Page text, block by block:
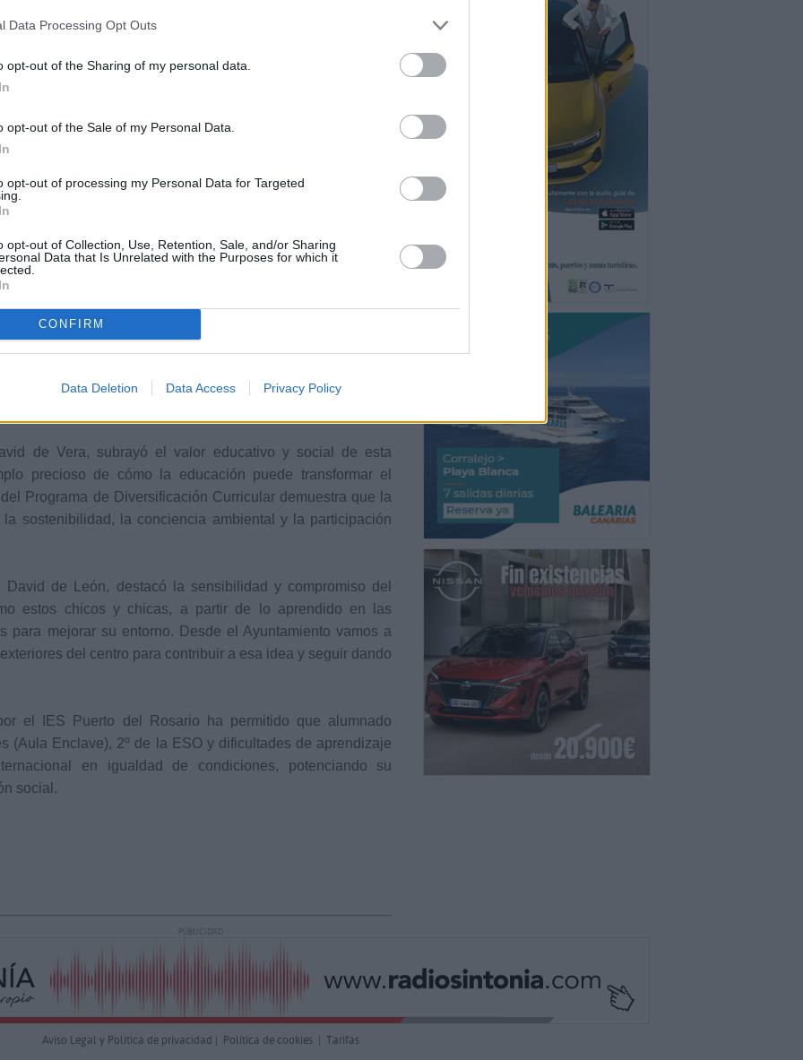
Data Processing Opt Outs
opt-out of the Sharing of my personal data.
opt-out of the Sale of my Personal Data.
opt-out of processing my Personal Data for Targeted
opt-out of Collection, Use, Retention, Sale, and/or Sharing
Data that Is Unrelated with the Purposes for which it
CONFIRM
Data Deletion Data Access Privacy Policy
colaborará con el IES Puerto del Rosario en un proyecto
entorno del centro educativo con el objetivo de reducir la
modelo de alumbrado más sostenible y eficiente.
durante el pasado curso dentro del programa Erasmus+
a tener en cuenta”, en el que participó alumnado del Aula
de Diversificación Curricular (PDC) junto a un centro
europeo tuvo como eje la sostenibilidad ambiental y
en espacios urbanos y educativos, y permitió al alumnado
en Alemania a finales del año pasado.
comenzó a tomar forma durante las jornadas sobre
febrero en el propio instituto, en las que participó el
encuentro, el alumnado planteó ideas para adaptar la
reducir el impacto lumínico, mejorar la visibilidad del cielo
de la energía.
de Vera, subrayó el valor educativo y social de esta
precioso de cómo la educación puede transformar el
Programa de Diversificación Curricular demuestra que la
sostenibilidad, la conciencia ambiental y la participación
de León, destacó la sensibilidad y compromiso del
estos chicos y chicas, a partir de lo aprendido en las
para mejorar su entorno. Desde el Ayuntamiento vamos a
del centro para contribuir a esa idea y seguir dando
el IES Puerto del Rosario ha permitido que alumnado
(Aula Enclave), 2º de la ESO y dificultades de aprendizaje
en igualdad de condiciones, potenciando su
social.
PUBLICIDAD
Aviso Legal y Política de privacidad | Política de cookies | Tarifas